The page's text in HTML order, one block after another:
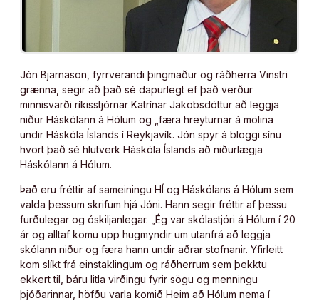
Jón Bjarnason, fyrrverandi þingmaður og ráðherra Vinstri
grænna, segir að það sé dapurlegt ef það verður
minnisvarði ríkisstjórnar Katrínar Jakobsdóttur að leggja
niður Háskólann á Hólum og „færa hreyturnar á mölina
undir Háskóla Íslands í Reykjavík. Jón spyr á bloggi sínu
hvort það sé hlutverk Háskóla Íslands að niðurlægja
Háskólann á Hólum.
Það eru fréttir af sameiningu HÍ og Háskólans á Hólum sem
valda þessum skrifum hjá Jóni. Hann segir fréttir af þessu
furðulegar og óskiljanlegar. „Ég var skólastjóri á Hólum í 20
ár og alltaf komu upp hugmyndir um utanfrá að leggja
skólann niður og færa hann undir aðrar stofnanir. Yfirleitt
kom slíkt frá einstaklingum og ráðherrum sem þekktu
ekkert til, báru litla virðingu fyrir sögu og menningu
þjóðarinnar, höfðu varla komið Heim að Hólum nema í